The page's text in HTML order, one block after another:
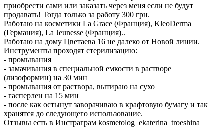
приобрести сами или заказать через меня если не будут
продавать! Тогда только за работу 300 грн.
Работаю на косметики La Grace (Франция), KleoDerma
(Германия), La Jeunesse (Франция)..
Работаю на дому Цветаева 16 не далеко от Новой линии.
Инструменты проходят стерилизацию:
- промывания
- замачивания в специальной емкости в растворе
(лизоформин) на 30 мин
- промывания от раствора, вытираю на сухо
- гасперлен на 15 мин
- после как остынут заворачиваю в крафтовую бумагу и так
хранятся до следующего использование.
Отзывы есть в Инстраграм kosmetolog_ekaterina_troeshina